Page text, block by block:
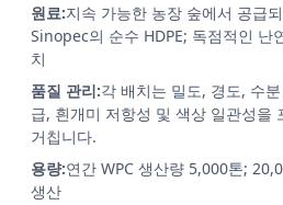
원료:지속 가능한 농장 숲에서 공급
Sinopec의 순수 HDPE; 독점적인 난
치
품질 관리:각 배치는 밀도, 경도, 수
급, 흰개미 저항성 및 색상 일관성을
거칩니다.
용량:연간 WPC 생산량 5,000톤;
생산